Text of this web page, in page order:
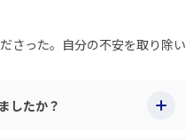
さった。自分の不安を取り除い
したか？